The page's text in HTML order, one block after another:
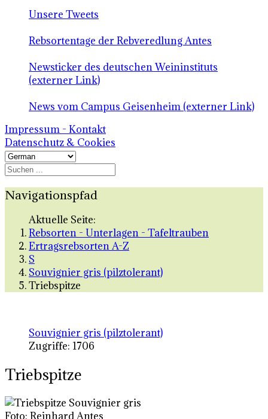
Unsere Tweets
Rebsortentage der Rebveredlung Antes
Newsticker des deutschen Weininstituts
(externer Link)
News vom Campus Geisenheim (externer Link)
Impressum - Kontakt
Datenschutz & Cookies
Navigationspfad
Aktuelle Seite:
Rebsorten - Unterlagen - Tafeltrauben
Ertragsrebsorten A-Z
S
Souvignier gris (pilztolerant)
Triebspitze
Souvignier gris (pilztolerant)
Zugriffe: 1706
Triebspitze
Foto: Reinhard Antes